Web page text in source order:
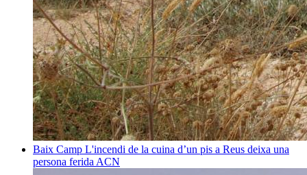
Baix Camp L'incendi de la cuina d’un pis a Reus deixa una
persona ferida ACN